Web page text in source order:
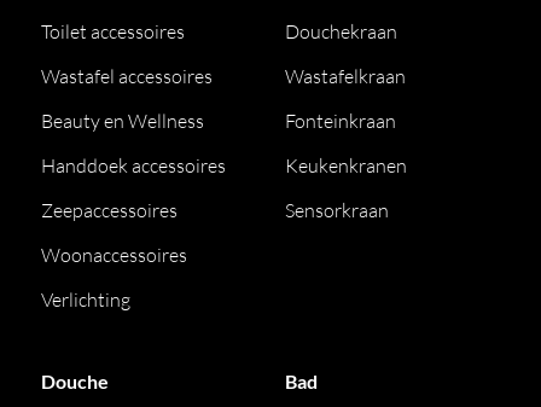
Toilet accessoires
Wastafel accessoires
Beauty en Wellness
Handdoek accessoires
Zeepaccessoires
Woonaccessoires
Verlichting
Douchekraan
Wastafelkraan
Fonteinkraan
Keukenkranen
Sensorkraan
Douche Bad